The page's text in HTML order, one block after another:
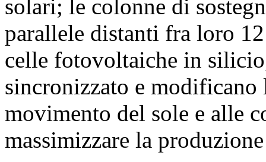
solari; le colonne di
parallele distanti fra loro
celle fotovoltaiche in
sincronizzato e
movimento del sole e alle
massimizzare la